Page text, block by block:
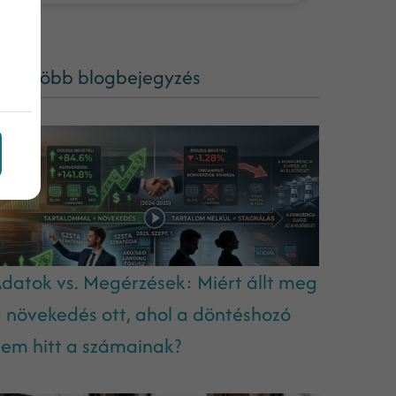
több blogbejegyzés
vs. Megérzések: Miért állt meg
növekedés ott, ahol a döntéshozó
hitt a számainak?